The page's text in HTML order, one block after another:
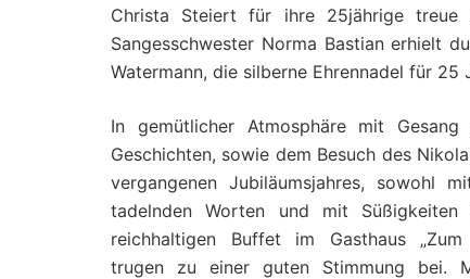
Christa Steiert für ihre 25jährige
Sangesschwester Norma Bastian erhielt
Watermann, die silberne Ehrennadel für
In gemütlicher Atmosphäre mit Gesang
Geschichten, sowie dem Besuch des
vergangenen Jubiläumsjahres, sowohl
tadelnden Worten und mit
reichhaltigen Buffet im Gasthaus „Zum
trugen zu einer guten Stimmung bei.